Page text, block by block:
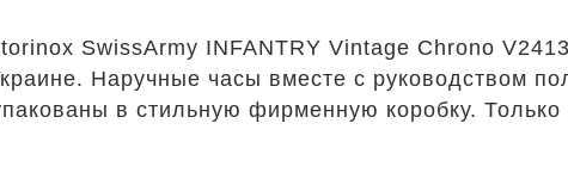
SwissArmy INFANTRY Vintage Chrono
Наручные часы вместе с руководством
в стильную фирменную коробку.